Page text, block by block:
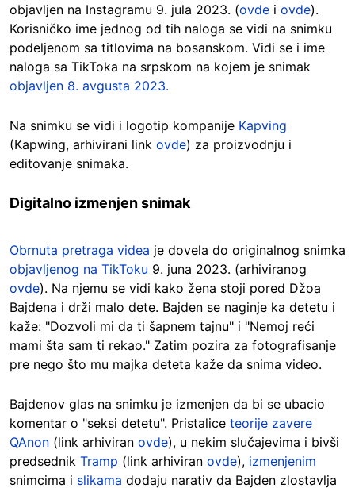
objavljen na Instagramu 9. jula 2023. (ovde i ovde).
Korisničko ime jednog od tih naloga se vidi na snimku
podeljenom sa titlovima na bosanskom. Vidi se i ime
naloga sa TikToka na srpskom na kojem je snimak
objavljen 8. avgusta 2023.
Na snimku se vidi i logotip kompanije Kapving
(Kapwing, arhivirani link ovde) za proizvodnju i
editovanje snimaka.
Digitalno izmenjen snimak
Obrnuta pretraga videa je dovela do originalnog snimka
objavljenog na TikToku 9. juna 2023. (arhiviranog
ovde). Na njemu se vidi kako žena stoji pored Džoa
Bajdena i drži malo dete. Bajden se naginje ka detetu i
kaže: "Dozvoli mi da ti šapnem tajnu" i "Nemoj reći
mami šta sam ti rekao." Zatim pozira za fotografisanje
pre nego što mu majka deteta kaže da snima video.
Bajdenov glas na snimku je izmenjen da bi se ubacio
komentar o "seksi detetu". Pristalice teorije zavere
QAnon (link arhiviran ovde), u nekim slučajevima i bivši
predsednik Tramp (link arhiviran ovde), izmenjenim
snimcima i slikama dodaju narativ da Bajden zlostavlja